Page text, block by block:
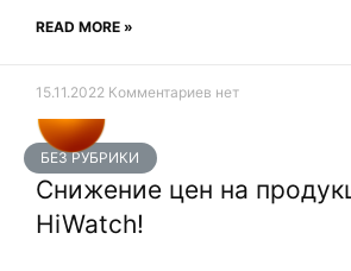
READ MORE »
15.11.2022 Комментариев нет
БЕЗ РУБРИКИ
Снижение цен на
HiWatch!